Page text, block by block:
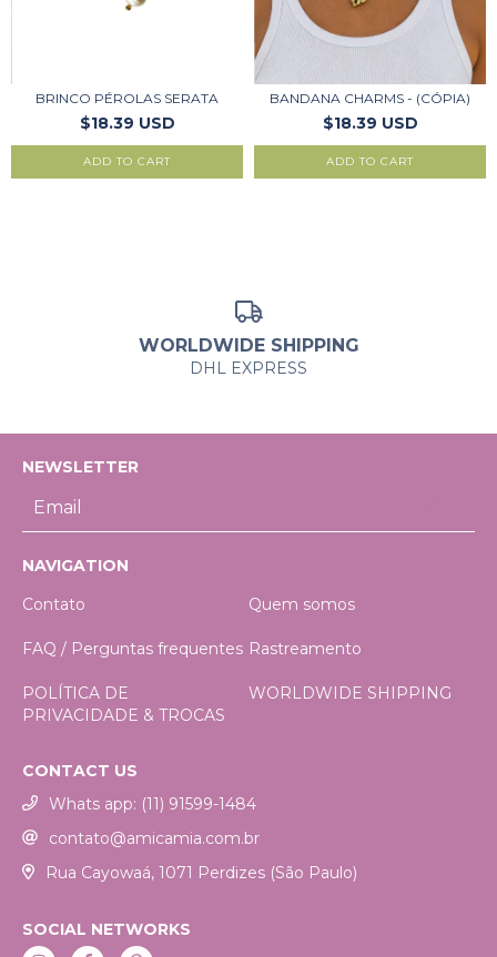
BRINCO PÉROLAS SERATA
$18.39 USD
BANDANA CHARMS - (CÓPIA)
$18.39 USD
WORLDWIDE SHIPPING
DHL EXPRESS
NEWSLETTER
NAVIGATION
Contato
Quem somos
FAQ / Perguntas frequentes Rastreamento
POLÍTICA DE
PRIVACIDADE & TROCAS
WORLDWIDE SHIPPING
CONTACT US
Whats app: (11) 91599-1484
contato@amicamia.com.br
Rua Cayowaá, 1071 Perdizes (São Paulo)
SOCIAL NETWORKS